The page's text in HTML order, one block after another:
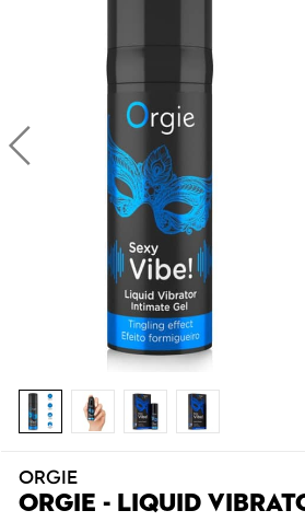
ORGIE
ORGIE - LIQUID